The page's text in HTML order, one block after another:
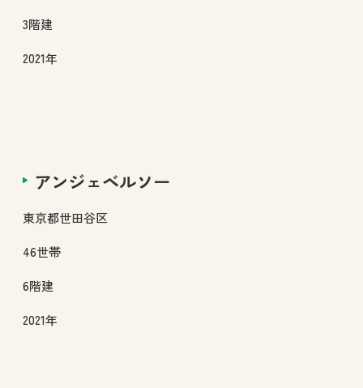
3階建
2021年
アンジェベルソー
東京都世田谷区
46世帯
6階建
2021年